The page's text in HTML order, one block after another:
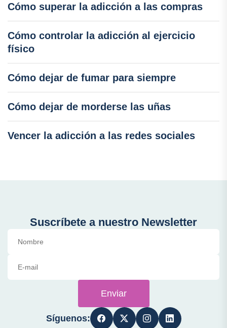
Cómo superar la adicción a las compras
Cómo controlar la adicción al ejercicio
físico
Cómo dejar de fumar para siempre
Cómo dejar de morderse las uñas
Vencer la adicción a las redes sociales
Suscríbete a nuestro Newsletter
Enviar
Síguenos: